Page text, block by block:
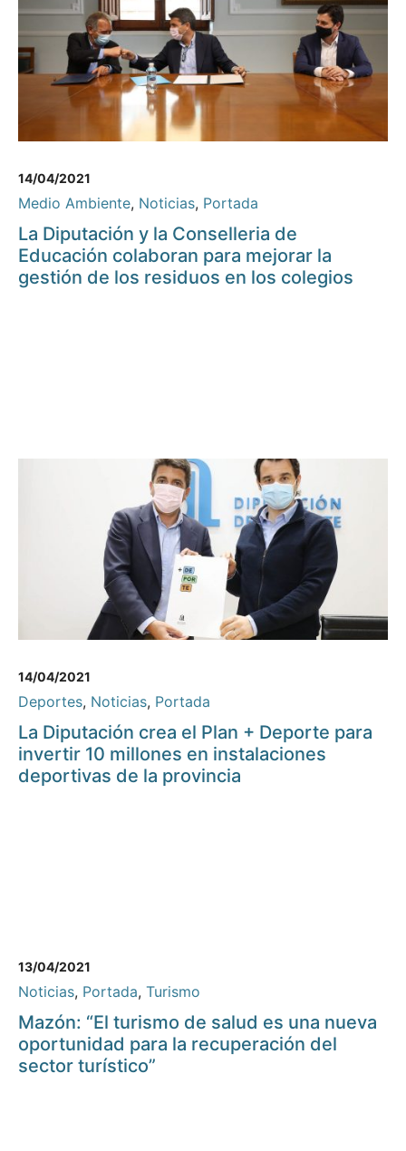
14/04/2021
Medio Ambiente, Noticias, Portada
La Diputación y la Conselleria de
Educación colaboran para mejorar la
gestión de los residuos en los colegios
14/04/2021
Deportes, Noticias, Portada
La Diputación crea el Plan + Deporte para
invertir 10 millones en instalaciones
deportivas de la provincia
13/04/2021
Noticias, Portada, Turismo
Mazón: “El turismo de salud es una nueva
oportunidad para la recuperación del
sector turístico”